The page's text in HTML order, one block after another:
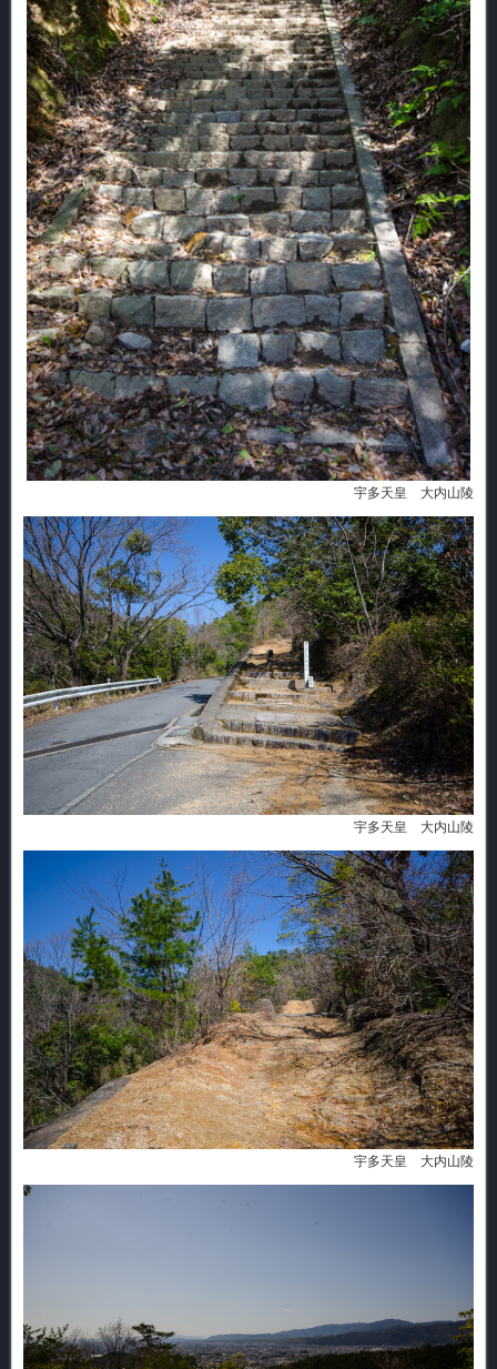
宇多天皇 大内山陵
宇多天皇 大内山陵
宇多天皇 大内山陵